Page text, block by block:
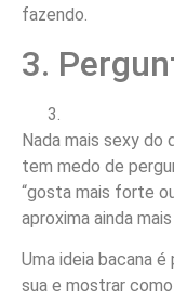
fazendo.
3.
Nada mais sexy do
tem medo de
“gosta mais forte
aproxima ainda
Uma ideia bacana
sua e mostrar